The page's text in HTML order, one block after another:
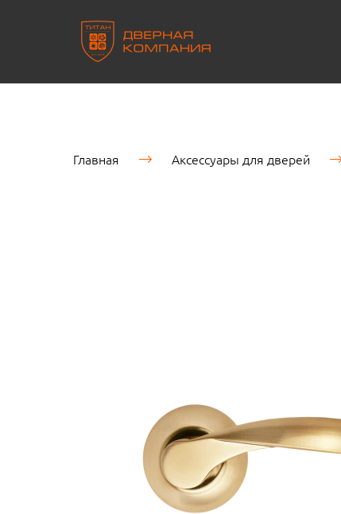
Главная Аксессуары для дверей